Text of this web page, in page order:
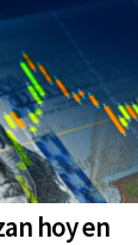
hoy en